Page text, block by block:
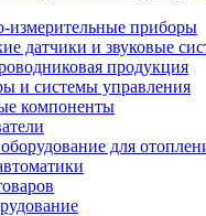
измерительные приборы
датчики и звуковые
продукция
и системы управления
компоненты
для